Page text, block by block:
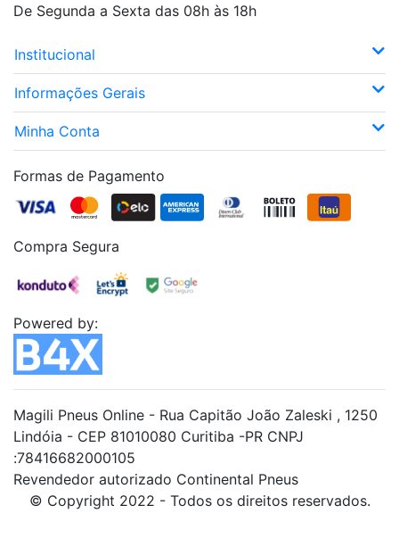
De Segunda a Sexta das 08h às 18h
Institucional
Informações Gerais
Minha Conta
Formas de Pagamento
Compra Segura
Powered by:
Magili Pneus Online - Rua Capitão João Zaleski , 1250
Lindóia - CEP 81010080 Curitiba -PR CNPJ
:78416682000105
Revendedor autorizado Continental Pneus
© Copyright 2022 - Todos os direitos reservados.